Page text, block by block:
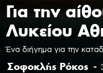
Για την
Λυκείου
Ένα διήγημα για την
Σοφοκλής Ρόκος -